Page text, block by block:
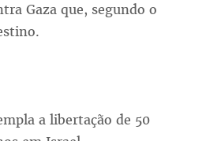
Gaza que, segundo o
a libertação de 50